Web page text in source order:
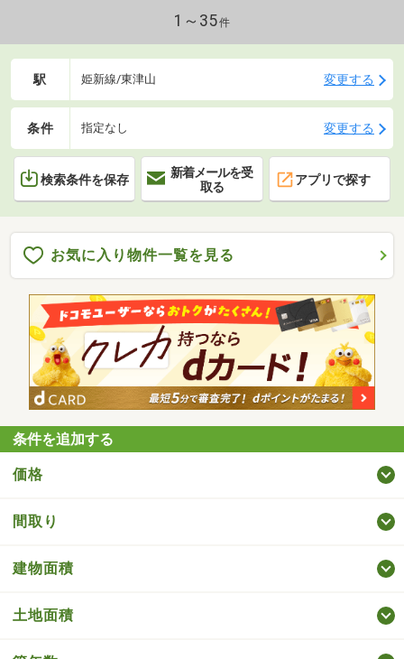
1～35件
駅 姫新線/東津山 変更する
条件 指定なし 変更する
検索条件を保存
新着メールを受
取る
アプリで探す
お気に入り物件一覧を見る
条件を追加する
価格
間取り
建物面積
土地面積